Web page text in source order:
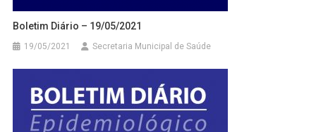
Boletim Diário – 19/05/2021
19/05/2021 Secretaria Municipal de Saúde